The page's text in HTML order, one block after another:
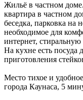
Жильё в частном
квартира в частном
беседка, парковка на
необходимое для
интернет,
На кухне есть посуда
приготовления
Место тихое и
города Каунаса, 5